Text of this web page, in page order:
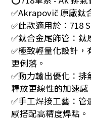
✅Akrapovič 原廠鈦
✅此款適用於：718
✅鈦合金尾飾管：鈦
✅極致輕量化設計
更俐落。
✅動力輸出優化：排
釋放更線性的加速感
✅手工焊接工藝：
感搭配高精度焊點。